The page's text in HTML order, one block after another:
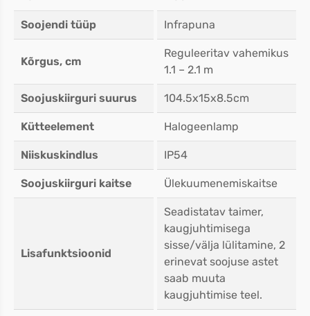
Soojendi tüüp Infrapuna
Kõrgus, cm
Reguleeritav vahemikus
1.1 – 2.1 m
Soojuskiirguri suurus 104.5x15x8.5cm
Kütteelement Halogeenlamp
Niiskuskindlus IP54
Soojuskiirguri kaitse Ülekuumenemiskaitse
Lisafunktsioonid
Seadistatav taimer,
kaugjuhtimisega
sisse/välja lülitamine, 2
erinevat soojuse astet
saab muuta
kaugjuhtimise teel.